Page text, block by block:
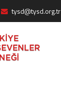
tysd@tysd.org.tr